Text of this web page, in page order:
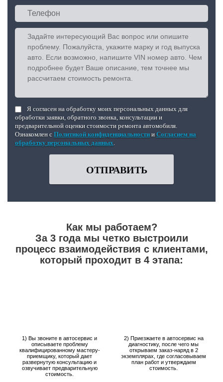
Я согласен на обработку моих персональных данных для
обработки заявки, обратного звонка, консультации и
предварительной оценки стоимости ремонта автомобиля.
Ознакомлен с Политикой конфиденциальности и Согласием на
обработку персональных данных.
ОТПРАВИТЬ
Как мы работаем?
За 3 года мы четко выстроили
процесс взаимодействия с клиентами,
который проходит в 4 этапа:
1) Вы звоните в автосервис и
описываете проблему
квалифицированному мастеру-
приемщику, который дает
развернутую консультацию и
озвучивает предварительную
стоимость.
2) Приезжаете в автосервис на
диагностику, после чего мы
открываем заказ-наряд в 2
экземплярах, где согласовываем
план работ и утверждаем
стоимость.